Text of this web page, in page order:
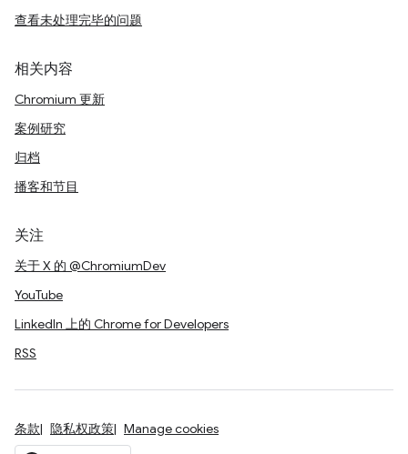
查看未处理完毕的问题
相关内容
Chromium 更新
案例研究
归档
播客和节目
关注
关于 X 的 @ChromiumDev
YouTube
LinkedIn 上的 Chrome for Developers
RSS
条款 隐私权政策 Manage cookies